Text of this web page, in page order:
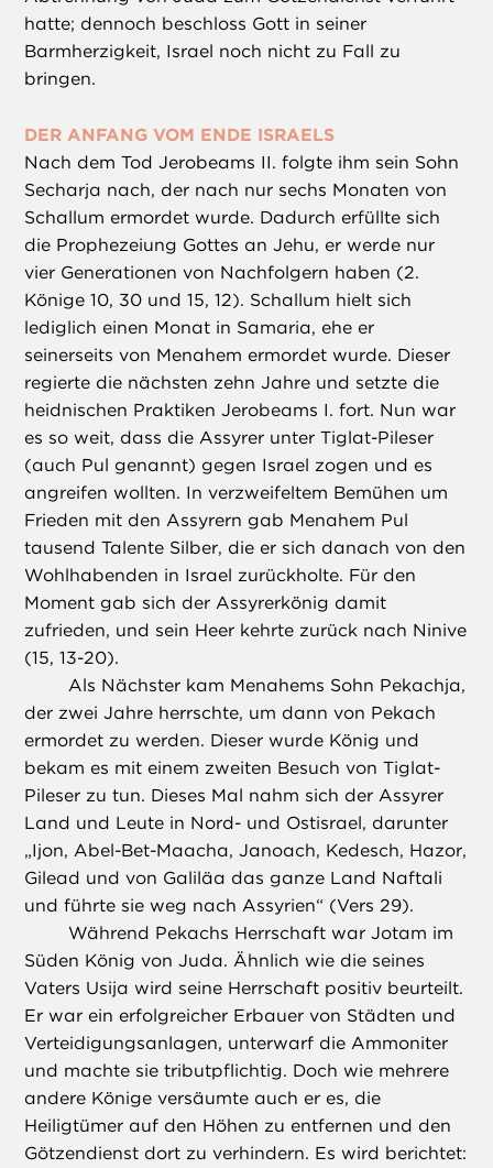
hatte; dennoch beschloss Gott in seiner
Barmherzigkeit, Israel noch nicht zu Fall zu
bringen.
DER ANFANG VOM ENDE ISRAELS
Nach dem Tod Jerobeams II. folgte ihm sein Sohn
Secharja nach, der nach nur sechs Monaten von
Schallum ermordet wurde. Dadurch erfüllte sich
die Prophezeiung Gottes an Jehu, er werde nur
vier Generationen von Nachfolgern haben (2.
Könige 10, 30 und 15, 12). Schallum hielt sich
lediglich einen Monat in Samaria, ehe er
seinerseits von Menahem ermordet wurde. Dieser
regierte die nächsten zehn Jahre und setzte die
heidnischen Praktiken Jerobeams I. fort. Nun war
es so weit, dass die Assyrer unter Tiglat-Pileser
(auch Pul genannt) gegen Israel zogen und es
angreifen wollten. In verzweifeltem Bemühen um
Frieden mit den Assyrern gab Menahem Pul
tausend Talente Silber, die er sich danach von den
Wohlhabenden in Israel zurückholte. Für den
Moment gab sich der Assyrerkönig damit
zufrieden, und sein Heer kehrte zurück nach Ninive
(15, 13-20).
Als Nächster kam Menahems Sohn Pekachja,
der zwei Jahre herrschte, um dann von Pekach
ermordet zu werden. Dieser wurde König und
bekam es mit einem zweiten Besuch von Tiglat-
Pileser zu tun. Dieses Mal nahm sich der Assyrer
Land und Leute in Nord- und Ostisrael, darunter
„Ijon, Abel-Bet-Maacha, Janoach, Kedesch, Hazor,
Gilead und von Galiläa das ganze Land Naftali
und führte sie weg nach Assyrien“ (Vers 29).
Während Pekachs Herrschaft war Jotam im
Süden König von Juda. Ähnlich wie die seines
Vaters Usija wird seine Herrschaft positiv beurteilt.
Er war ein erfolgreicher Erbauer von Städten und
Verteidigungsanlagen, unterwarf die Ammoniter
und machte sie tributpflichtig. Doch wie mehrere
andere Könige versäumte auch er es, die
Heiligtümer auf den Höhen zu entfernen und den
Götzendienst dort zu verhindern. Es wird berichtet: